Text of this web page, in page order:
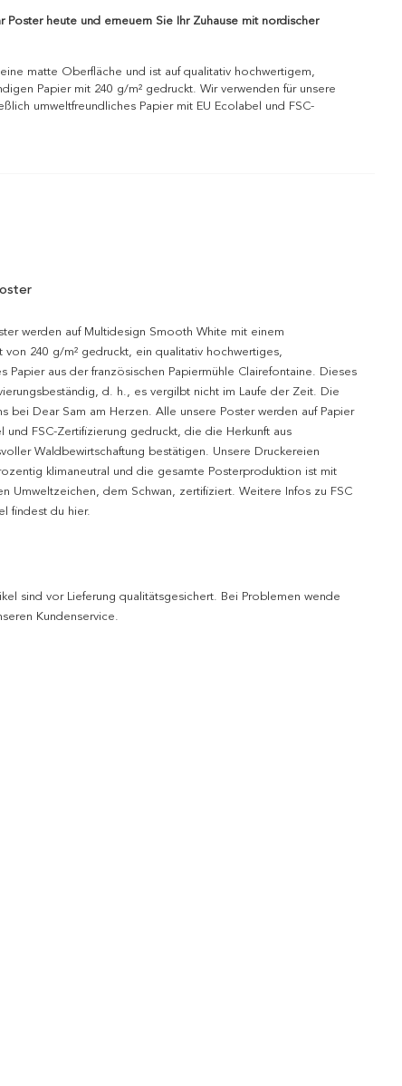
Poster heute und erneuern Sie Ihr Zuhause mit nordischer
matte Oberfläche und ist auf qualitativ hochwertigem,
Papier mit 240 g/m² gedruckt. Wir verwenden für unsere
umweltfreundliches Papier mit EU Ecolabel und FSC-
werden auf Multidesign Smooth White mit einem
von 240 g/m² gedruckt, ein qualitativ hochwertiges,
Papier aus der französischen Papiermühle Clairefontaine. Dieses
d. h., es vergilbt nicht im Laufe der Zeit. Die
bei Dear Sam am Herzen. Alle unsere Poster werden auf Papier
und FSC-Zertifizierung gedruckt, die die Herkunft aus
Waldbewirtschaftung bestätigen. Unsere Druckereien
klimaneutral und die gesamte Posterproduktion ist mit
Umweltzeichen, dem Schwan, zertifiziert. Weitere Infos zu FSC
findest du hier.
sind vor Lieferung qualitätsgesichert. Bei Problemen wende
Kundenservice.